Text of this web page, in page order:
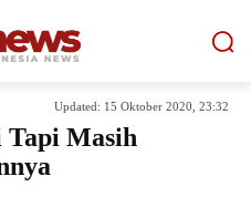
Updated: 15 Oktober 2020, 23:32
Masih